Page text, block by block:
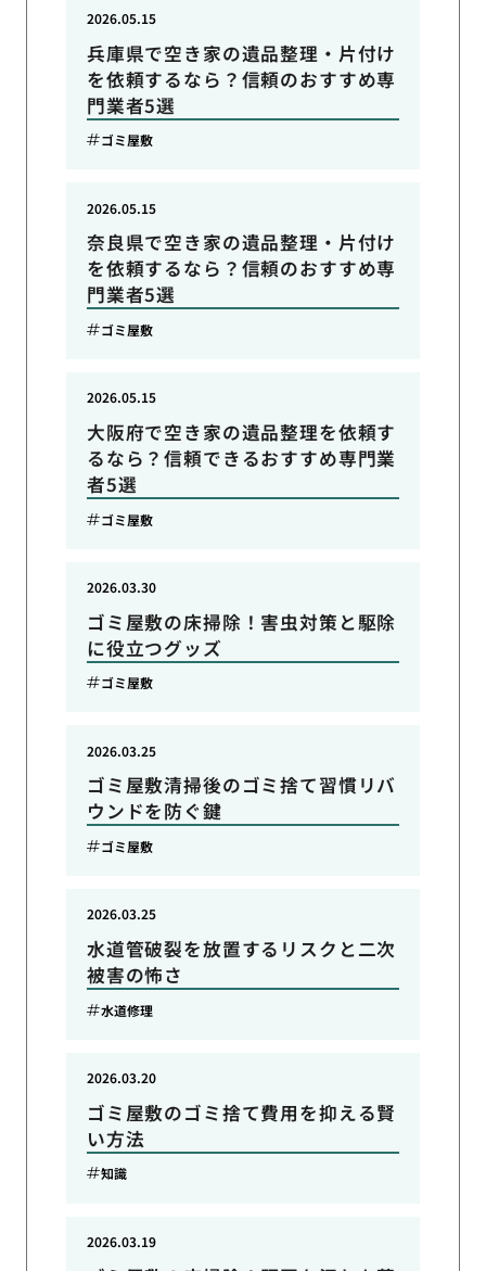
兵庫県で空き家の遺品整理・片付け
を依頼するなら？信頼のおすすめ専
門業者5選
2026.05.15
ゴミ屋敷
奈良県で空き家の遺品整理・片付け
を依頼するなら？信頼のおすすめ専
門業者5選
2026.05.15
ゴミ屋敷
大阪府で空き家の遺品整理を依頼す
るなら？信頼できるおすすめ専門業
者5選
2026.05.15
ゴミ屋敷
ゴミ屋敷の床掃除！害虫対策と駆除
に役立つグッズ
2026.03.30
ゴミ屋敷
ゴミ屋敷清掃後のゴミ捨て習慣リバ
ウンドを防ぐ鍵
2026.03.25
ゴミ屋敷
水道管破裂を放置するリスクと二次
被害の怖さ
2026.03.25
水道修理
ゴミ屋敷のゴミ捨て費用を抑える賢
い方法
2026.03.20
知識
2026.03.19